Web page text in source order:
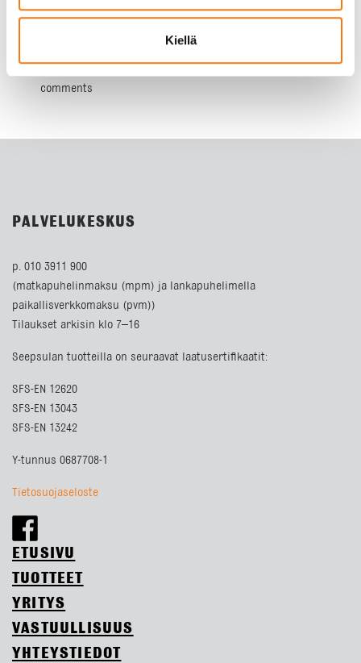
Kiellä
comments
PALVELUKESKUS
p. 010 3911 900
(matkapuhelinmaksu (mpm) ja lankapuhelimella
paikallisverkkomaksu (pvm))
Tilaukset arkisin klo 7–16
Seepsulan tuotteilla on seuraavat laatusertifikaatit:
SFS-EN 12620
SFS-EN 13043
SFS-EN 13242
Y-tunnus 0687708-1
Tietosuojaseloste
ETUSIVU
TUOTTEET
YRITYS
VASTUULLISUUS
YHTEYSTIEDOT